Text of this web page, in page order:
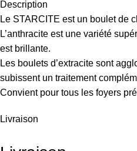
Description
Le STARCITE est un boulet de
L’anthracite est une variété
est brillante.
Les boulets d’extracite sont
subissent un traitement
Convient pour tous les foyers
Livraison